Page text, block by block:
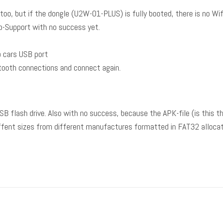
but if the dongle (U2W-01-PLUS) is fully booted, there is no
Support with no success yet.
USB port
connections and connect again.
flash drive. Also with no success, because the APK-file (is this
sizes from different manufactures formatted in FAT32